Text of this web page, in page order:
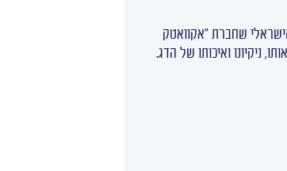
מסין, הברמונדי הישראלי שחברת "אקוואטק
מבטיחה את בריאותו, ניקיונו ואיכותו של הדג.